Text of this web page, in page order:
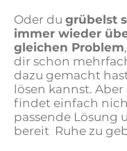
Oder du grübelst
immer wieder
gleichen Problem
dir schon
dazu gemacht
lösen kannst.
findet einfach
passende Lösung
bereit Ruhe zu